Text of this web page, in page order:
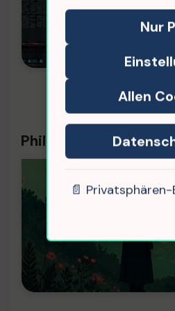
Philosophische
Nur
Allen
📄